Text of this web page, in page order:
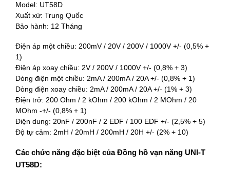
Model: UT58D
Xuất xứ: Trung Quốc
Bảo hành: 12 Tháng
Điện áp một chiều: 200mV / 20V / 200V / 1000V +/- (0,5% +
1)
Điện áp xoay chiều: 2V / 200V / 1000V +/- (0,8% + 3)
Dòng điện một chiều: 2mA / 200mA / 20A +/- (0,8% + 1)
Dòng điện xoay chiều: 2mA / 200mA / 20A +/- (1% + 3)
Điện trở: 200 Ohm / 2 kOhm / 200 kOhm / 2 MOhm / 20
MOhm -+/- (0,8% + 1)
Điện dung: 20nF / 200nF / 2 EDF / 100 EDF +/- (2,5% + 5)
Độ tự cảm: 2mH / 20mH / 200mH / 20H +/- (2% + 10)
Các chức năng đặc biệt của Đồng hồ vạn năng UNI-T
UT58D: